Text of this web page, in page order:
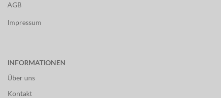
AGB
Impressum
INFORMATIONEN
Über uns
Kontakt